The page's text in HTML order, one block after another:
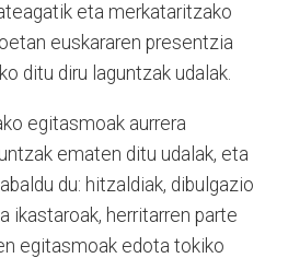
eta merkataritzako
euskararen presentzia
ditu diru laguntzak udalak.
egitasmoak aurrera
ematen ditu udalak, eta
du: hitzaldiak, dibulgazio
ikastaroak, herritarren parte
egitasmoak edota tokiko